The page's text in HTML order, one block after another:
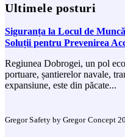
Ultimele posturi
Siguranța la Locul de
Soluții pentru Prevenirea
Regiunea Dobrogei, un pol
portuare, șantierelor navale,
expansiune, este din păcate...
Gregor Safety by Gregor Concept